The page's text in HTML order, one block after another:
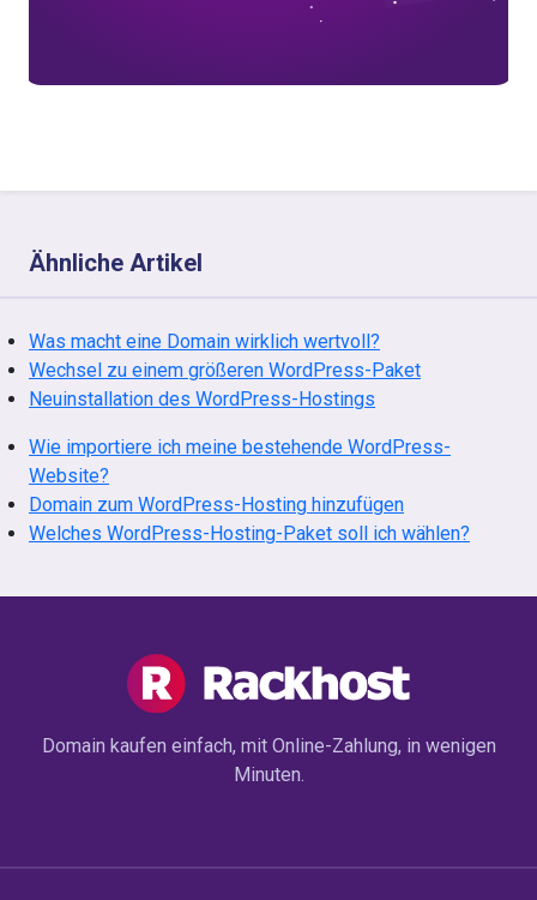
Ähnliche Artikel
Was macht eine Domain wirklich wertvoll?
Wechsel zu einem größeren WordPress-Paket
Neuinstallation des WordPress-Hostings
Wie importiere ich meine bestehende WordPress-
Website?
Domain zum WordPress-Hosting hinzufügen
Welches WordPress-Hosting-Paket soll ich wählen?
Domain kaufen einfach, mit Online-Zahlung, in wenigen
Minuten.